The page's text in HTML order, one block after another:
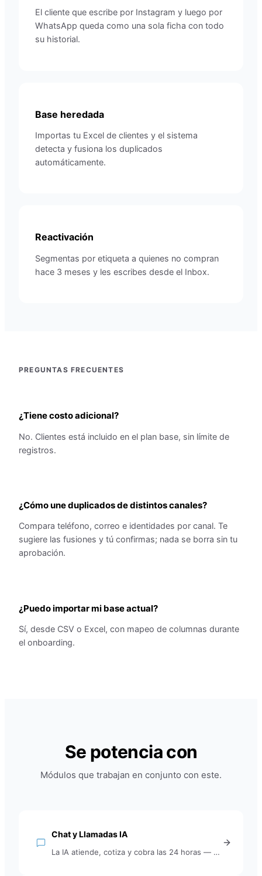
El cliente que escribe por Instagram y luego por
WhatsApp queda como una sola ficha con todo
su historial.
Base heredada
Importas tu Excel de clientes y el sistema
detecta y fusiona los duplicados
automáticamente.
Reactivación
Segmentas por etiqueta a quienes no compran
hace 3 meses y les escribes desde el Inbox.
PREGUNTAS FRECUENTES
¿Tiene costo adicional?
No. Clientes está incluido en el plan base, sin límite de
registros.
¿Cómo une duplicados de distintos canales?
Compara teléfono, correo e identidades por canal. Te
sugiere las fusiones y tú confirmas; nada se borra sin tu
aprobación.
¿Puedo importar mi base actual?
Sí, desde CSV o Excel, con mapeo de columnas durante
el onboarding.
Se potencia con
Módulos que trabajan en conjunto con este.
Chat y Llamadas IA
La IA atiende, cotiza y cobra las 24 horas — por chat y por teléfono. Tú solo entras cuando es necesario.